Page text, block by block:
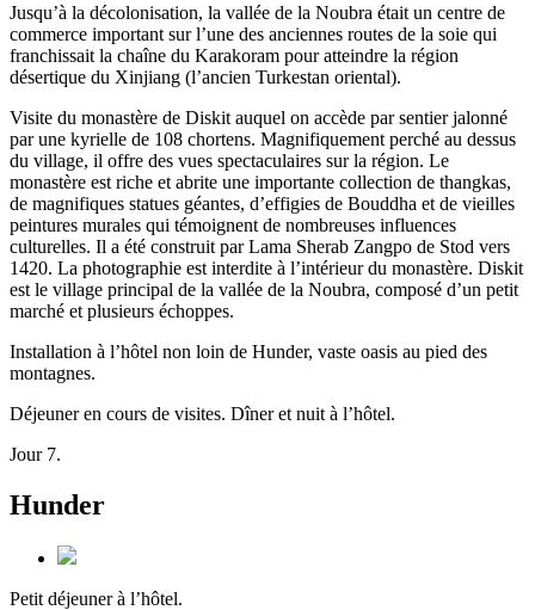
Jusqu’à la décolonisation, la vallée de la Noubra était un centre de
commerce important sur l’une des anciennes routes de la soie qui
franchissait la chaîne du Karakoram pour atteindre la région
désertique du Xinjiang (l’ancien Turkestan oriental).
Visite du monastère de Diskit auquel on accède par sentier jalonné
par une kyrielle de 108 chortens. Magnifiquement perché au dessus
du village, il offre des vues spectaculaires sur la région. Le
monastère est riche et abrite une importante collection de thangkas,
de magnifiques statues géantes, d’effigies de Bouddha et de vieilles
peintures murales qui témoignent de nombreuses influences
culturelles. Il a été construit par Lama Sherab Zangpo de Stod vers
1420. La photographie est interdite à l’intérieur du monastère. Diskit
est le village principal de la vallée de la Noubra, composé d’un petit
marché et plusieurs échoppes.
Installation à l’hôtel non loin de Hunder, vaste oasis au pied des
montagnes.
Déjeuner en cours de visites. Dîner et nuit à l’hôtel.
Jour 7.
Hunder
Petit déjeuner à l’hôtel.